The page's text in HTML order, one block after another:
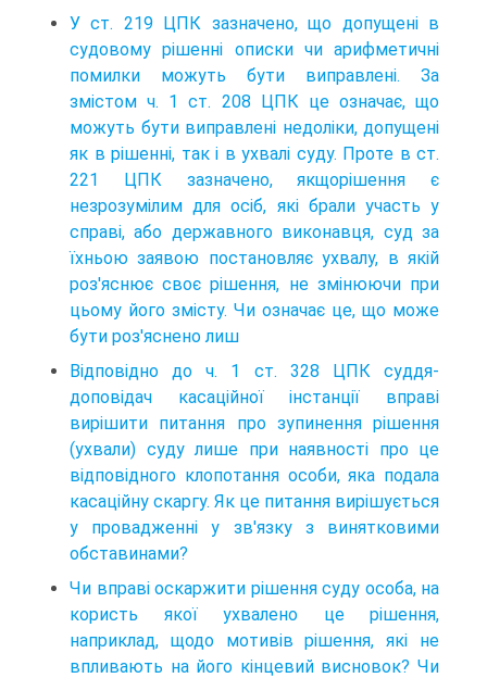
У ст. 219 ЦПК зазначено, що допущені в
судовому рішенні описки чи арифметичні
помилки можуть бути виправлені. За
змістом ч. 1 ст. 208 ЦПК це означає, що
можуть бути виправлені недоліки, допущені
як в рішенні, так і в ухвалі суду. Проте в ст.
221 ЦПК зазначено, якщорішення є
незрозумілим для осіб, які брали участь у
справі, або державного виконавця, суд за
їхньою заявою постановляє ухвалу, в якій
роз'яснює своє рішення, не змінюючи при
цьому його змісту. Чи означає це, що може
бути роз'яснено лиш
Відповідно до ч. 1 ст. 328 ЦПК суддя-
доповідач касаційної інстанції вправі
вирішити питання про зупинення рішення
(ухвали) суду лише при наявності про це
відповідного клопотання особи, яка подала
касаційну скаргу. Як це питання вирішується
у провадженні у зв'язку з винятковими
обставинами?
Чи вправі оскаржити рішення суду особа, на
користь якої ухвалено це рішення,
наприклад, щодо мотивів рішення, які не
впливають на його кінцевий висновок? Чи